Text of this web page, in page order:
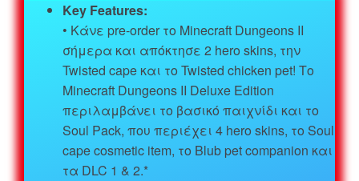
Key Features:
• Κάνε pre-order το Minecraft Dungeons II
σήμερα και απόκτησε 2 hero skins, την
Twisted cape και το Twisted chicken pet! Το
Minecraft Dungeons II Deluxe Edition
περιλαμβάνει το βασικό παιχνίδι και το
Soul Pack, που περιέχει 4 hero skins, το Soul
cape cosmetic item, το Blub pet companion και
τα DLC 1 & 2.*